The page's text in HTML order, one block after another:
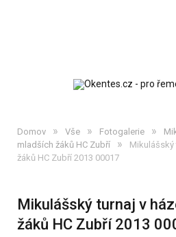
Domov » Vše » Fotogalerie »
mladších žáků HC Zubří
»
Mikulášský
žáků HC Zubří 2013 00017
Mikulášský turnaj v
žáků HC Zubří 2013